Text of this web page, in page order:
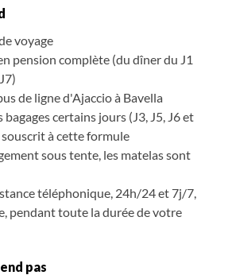
voyage
pension complète (du dîner du J1
de ligne d'Ajaccio à Bavella
certains jours (J3, J5, J6 et
souscrit à cette formule
sous tente, les matelas sont
téléphonique, 24h/24 et 7j/7,
pendant toute la durée de votre
pas